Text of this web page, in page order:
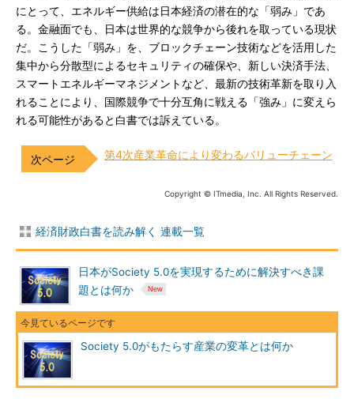
にとって、エネルギー供給は日本経済の潜在的な「弱み」であ
る。金融面でも、日本は世界的な競争から後れを取っている現状
だ。こうした「弱み」を、ブロックチェーン技術などを活用した
集中から分散型によるセキュリティの確保や、新しい決済手法、
スマートエネルギーマネジメントなど、最新の技術革新を取り入
れることにより、国際競争で十分互角に戦える「強み」に変えら
れる可能性があると白書では訴えている。
第4次産業革命により変わるバリューチェーン
Copyright © ITmedia, Inc. All Rights Reserved.
経済財政白書を読み解く 連載一覧
日本がSociety 5.0を実現するために解決すべき課
題とは何か
Society 5.0がもたらす産業の変革とは何か